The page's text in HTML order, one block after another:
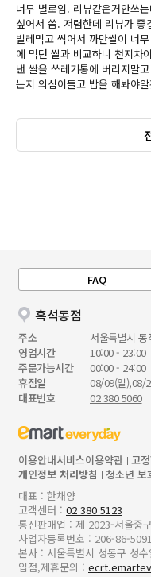
너무 별로임. 리뷰같은거안쓰
싶어서 씀. 저렴한데 리뷰가
벌레먹고 썩어서 까만쌀이 너
에 먹던 쌀과 비교하니 천지차
낸 쌀을 쓰레기통에 버리지말
는지 의심이들고 밥을 해봐야
FAQ
흑석동점
주소
서울특별시
영업시간
10:00 - 23:00
주문가능시간
00:00 - 24:00
휴점일
08/09(일),08/
대표번호
02 380 5060
이용안내서비스이용약관 고
개인정보 처리방침
청소년 보
대표 : 한채양
고객센터 : 02 380 5123
통신판매업 : 제 2023-서울중
사업자등록번호 : 206-86-
본사 : 서울특별시 성동구 성
입점,제휴문의 :